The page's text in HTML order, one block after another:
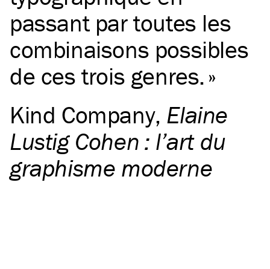
passant par toutes les
combinaisons possibles
de ces trois genres.
Kind Company, Elaine
Lustig Cohen : l’art du
graphisme moderne